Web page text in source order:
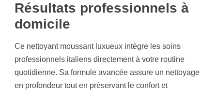
Résultats professionnels à
domicile
Ce nettoyant moussant luxueux intègre les soins
professionnels italiens directement à votre routine
quotidienne. Sa formule avancée assure un nettoyage
en profondeur tout en préservant le confort et